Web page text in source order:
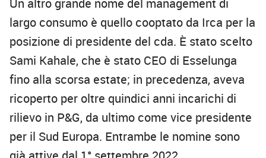
Un altro grande nome del management di
largo consumo è quello cooptato da Irca per la
posizione di presidente del cda. È stato scelto
Sami Kahale, che è stato CEO di Esselunga
fino alla scorsa estate; in precedenza, aveva
ricoperto per oltre quindici anni incarichi di
rilievo in P&G, da ultimo come vice presidente
per il Sud Europa. Entrambe le nomine sono